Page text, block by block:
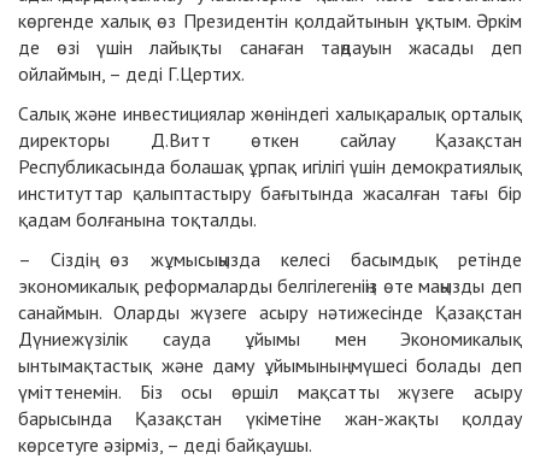
көргенде халық өз Президентін қолдайтынын ұқтым. Әркім
де өзі үшін лайықты санаған таңдауын жасады деп
ойлаймын, – деді Г.Цертих.
Салық және инвестициялар жөніндегі халықаралық орталық
директоры Д.Витт өткен сайлау Қазақстан
Республикасында болашақ ұрпақ игілігі үшін демократиялық
институттар қалыптастыру бағытында жасалған тағы бір
қадам болғанына тоқталды.
– Сіздің өз жұмысыңызда келесі басымдық ретінде
экономикалық реформаларды белгілегеніңіз өте маңызды деп
санаймын. Оларды жүзеге асыру нәтижесінде Қазақстан
Дүниежүзілік сауда ұйымы мен Экономикалық
ынтымақтастық және даму ұйымының мүшесі болады деп
үміттенемін. Біз осы өршіл мақсатты жүзеге асыру
барысында Қазақстан үкіметіне жан-жақты қолдау
көрсетуге әзірміз, – деді байқаушы.